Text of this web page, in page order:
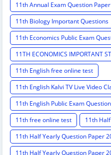
11th Annual Exam Question
11th Biology Important Questions
11th Economics Public Exam
11TH ECONOMICS IMPORTANT
11th English free online test
11th English Kalvi TV Live Video
11th English Public Exam
11th free online test
11th
11th Half Yearly Question Paper
11th Half Yearly Question Paper